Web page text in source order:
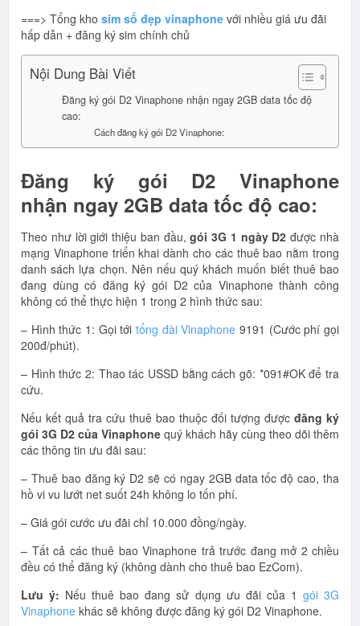
===> Tổng kho sim số đẹp vinaphone với nhiều giá ưu đãi
hấp dẫn + đăng ký sim chính chủ
Nội Dung Bài Viết
Đăng ký gói D2 Vinaphone nhận ngay 2GB data tốc độ
cao:
Cách đăng ký gói D2 Vinaphone:
Đăng ký gói D2 Vinaphone
nhận ngay 2GB data tốc độ cao:
Theo như lời giới thiệu ban đầu,gói 3G 1 ngày D2 được nhà
mạng Vinaphone triển khai dành cho các thuê bao nằm trong
danh sách lựa chọn. Nên nếu quý khách muốn biết thuê bao
đang dùng có đăng ký gói D2 của Vinaphone thành công
không có thể thực hiện 1 trong 2 hình thức sau:
– Hình thức 1: Gọi tới tổng đài Vinaphone 9191 (Cước phí gọi
200đ/phút).
– Hình thức 2: Thao tác USSD bằng cách gõ: *091#OK để tra
cứu.
Nếu kết quả tra cứu thuê bao thuộc đối tượng được đăng ký
gói 3G D2 của Vinaphone quý khách hãy cùng theo dõi thêm
các thông tin ưu đãi sau:
– Thuê bao đăng ký D2 sẽ có ngay 2GB data tốc độ cao, tha
hồ vi vu lướt net suốt 24h không lo tốn phí.
– Giá gói cước ưu đãi chỉ 10.000 đồng/ngày.
– Tất cả các thuê bao Vinaphone trả trước đang mở 2 chiều
đều có thể đăng ký (không dành cho thuê bao EzCom).
Lưu ý: Nếu thuê bao đang sử dụng ưu đãi của 1 gói 3G
Vinaphone khác sẽ không được đăng ký gói D2 Vinaphone.